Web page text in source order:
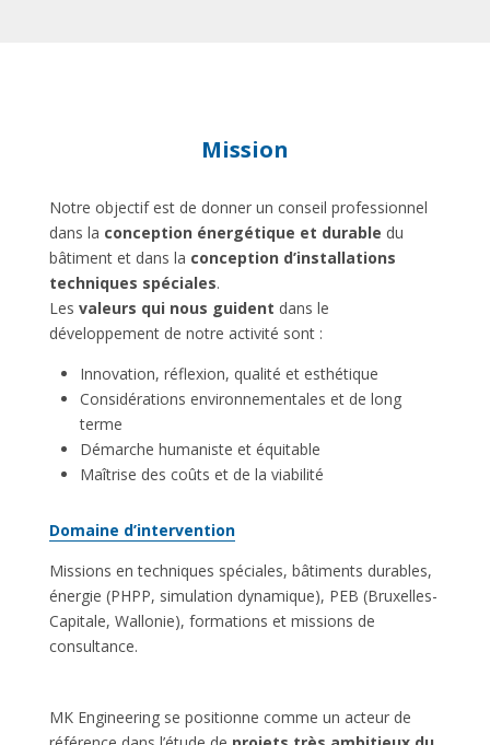
Mission
Notre objectif est de donner un conseil professionnel
dans la conception énergétique et durable du
bâtiment et dans la conception d’installations
techniques spéciales.
Les valeurs qui nous guident dans le
développement de notre activité sont :
Innovation, réflexion, qualité et esthétique
Considérations environnementales et de long
terme
Démarche humaniste et équitable
Maîtrise des coûts et de la viabilité
Domaine d’intervention
Missions en techniques spéciales, bâtiments durables,
énergie (PHPP, simulation dynamique), PEB (Bruxelles-
Capitale, Wallonie), formations et missions de
consultance.
MK Engineering se positionne comme un acteur de